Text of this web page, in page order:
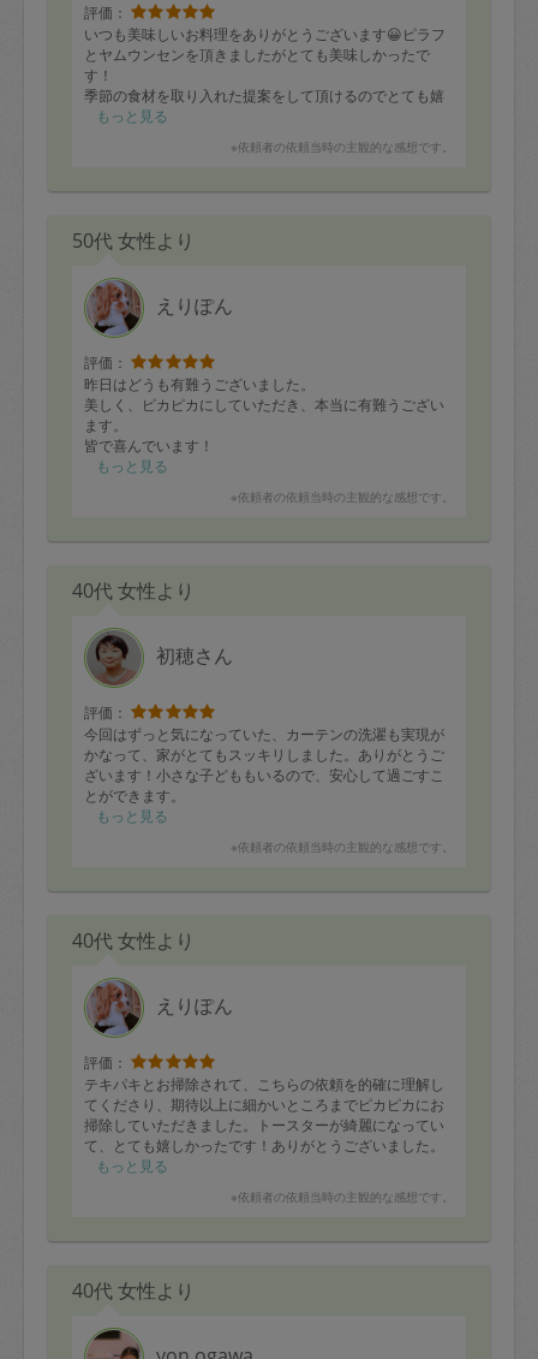
評価：
いつも美味しいお料理をありがとうございます😀ピラフ
とヤムウンセンを頂きましたがとても美味しかったで
す！
季節の食材を取り入れた提案をして頂けるのでとても嬉
しいです
もっと見る
※依頼者の依頼当時の主観的な感想です。
50代 女性より
えりぽん
評価：
昨日はどうも有難うございました。
美しく、ピカピカにしていただき、本当に有難うござい
ます。
皆で喜んでいます！
これからも是非是非、宜しくお願い致します。
もっと見る
※依頼者の依頼当時の主観的な感想です。
40代 女性より
初穂さん
評価：
今回はずっと気になっていた、カーテンの洗濯も実現が
かなって、家がとてもスッキリしました。ありがとうご
ざいます！小さな子どももいるので、安心して過ごすこ
とができます。
もっと見る
※依頼者の依頼当時の主観的な感想です。
40代 女性より
えりぽん
評価：
テキパキとお掃除されて、こちらの依頼を的確に理解し
てくださり、期待以上に細かいところまでピカピカにお
掃除していただきました。トースターが綺麗になってい
て、とても嬉しかったです！ありがとうございました。
もっと見る
※依頼者の依頼当時の主観的な感想です。
40代 女性より